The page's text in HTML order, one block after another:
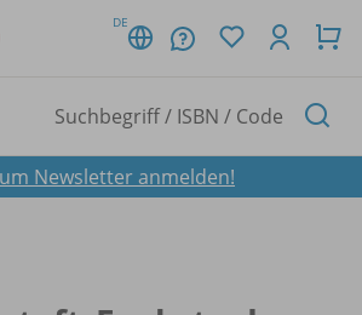
DE
Newsletter anmelden!